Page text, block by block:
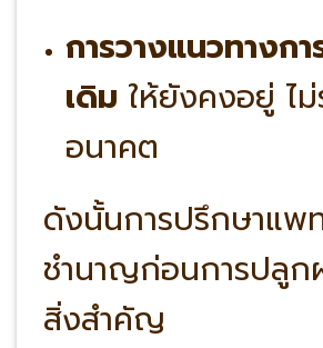
การวางแนวทางก
เดิม ให้ยังคงอยู่ ไม่
อนาคต
ดังนั้นการปรึกษาแพ
ชำนาญก่อนการปลูก
สิ่งสำคัญ